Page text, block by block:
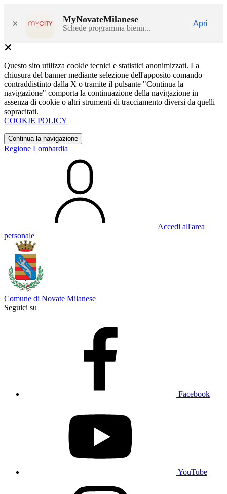
× MyNovateMilanese
Schede programma bienn...
Apri
Questo sito utilizza cookie tecnici e statistici anonimizzati. La
chiusura del banner mediante selezione dell'apposito comando
contraddistinto dalla X o tramite il pulsante "Continua la
navigazione" comporta la continuazione della navigazione in
assenza di cookie o altri strumenti di tracciamento diversi da quelli
sopracitati.
COOKIE POLICY
Continua la navigazione
Regione Lombardia
Accedi all'area
personale
Comune di Novate Milanese
Seguici su
Facebook
YouTube